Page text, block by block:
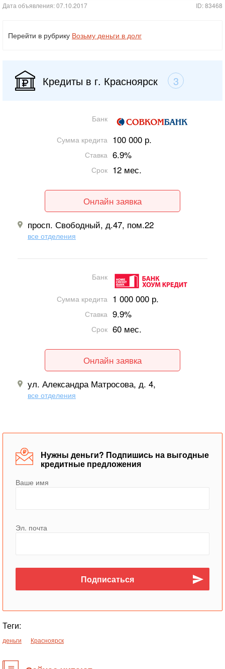
Дата объявления: 07.10.2017 ID: 83468
Перейти в рубрику Возьму деньги в долг
Кредиты в г. Красноярск 3
Банк
Сумма кредита 100 000 р.
Ставка 6.9%
Срок 12 мес.
Онлайн заявка
просп. Свободный, д.47, пом.22
все отделения
Банк
Сумма кредита 1 000 000 р.
Ставка 9.9%
Срок 60 мес.
Онлайн заявка
ул. Александра Матросова, д. 4,
все отделения
Нужны деньги? Подпишись на выгодные
кредитные предложения
Ваше имя
Эл. почта
Теги:
деньги Красноярск